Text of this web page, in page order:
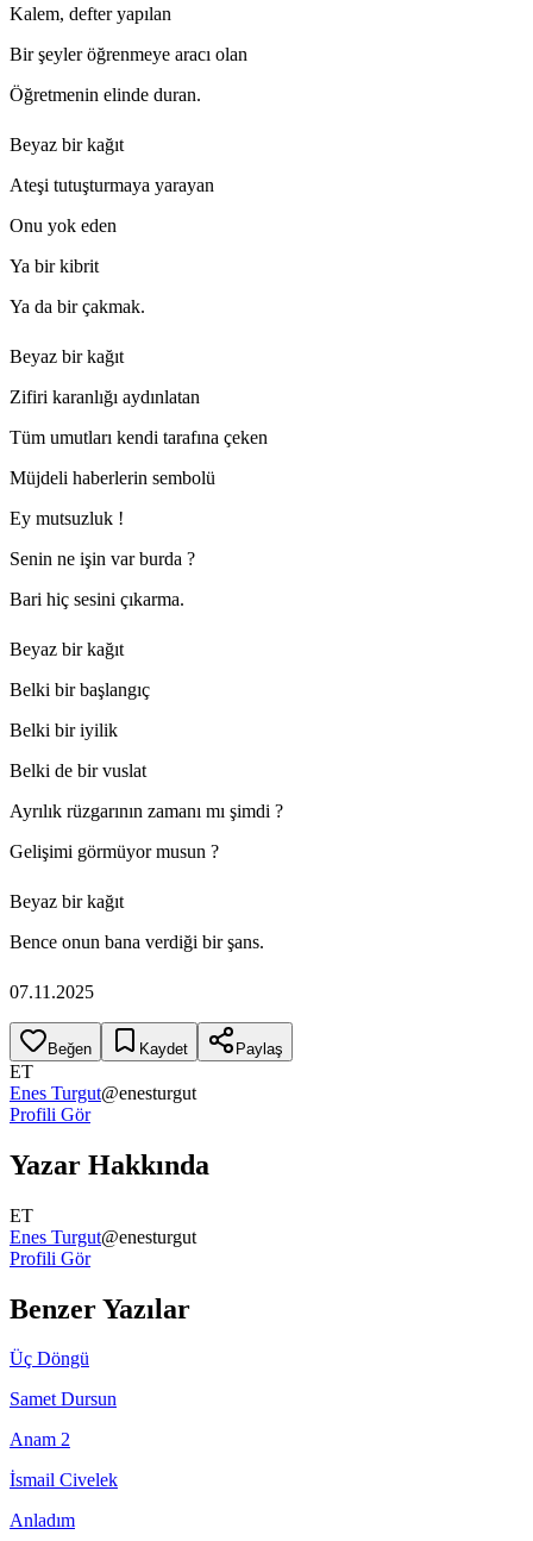
Kalem, defter yapılan
Bir şeyler öğrenmeye aracı olan
Öğretmenin elinde duran.
Beyaz bir kağıt
Ateşi tutuşturmaya yarayan
Onu yok eden
Ya bir kibrit
Ya da bir çakmak.
Beyaz bir kağıt
Zifiri karanlığı aydınlatan
Tüm umutları kendi tarafına çeken
Müjdeli haberlerin sembolü
Ey mutsuzluk !
Senin ne işin var burda ?
Bari hiç sesini çıkarma.
Beyaz bir kağıt
Belki bir başlangıç
Belki bir iyilik
Belki de bir vuslat
Ayrılık rüzgarının zamanı mı şimdi ?
Gelişimi görmüyor musun ?
Beyaz bir kağıt
Bence onun bana verdiği bir şans.
07.11.2025
Beğen Kaydet Paylaş
ET
Enes Turgut@enesturgut
Profili Gör
Yazar Hakkında
ET
Enes Turgut@enesturgut
Profili Gör
Benzer Yazılar
Üç Döngü
Samet Dursun
Anam 2
İsmail Civelek
Anladım